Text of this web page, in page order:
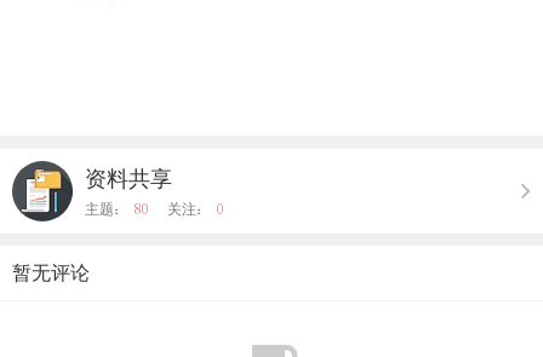
资料共享
主题： 80 关注： 0
暂无评论